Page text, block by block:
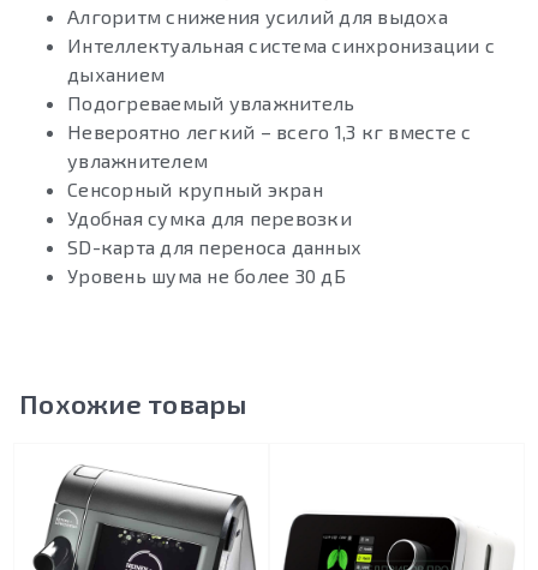
Алгоритм снижения усилий для выдоха
Интеллектуальная система синхронизации с
дыханием
Подогреваемый увлажнитель
Невероятно легкий – всего 1,3 кг вместе с
увлажнителем
Сенсорный крупный экран
Удобная сумка для перевозки
SD-карта для переноса данных
Уровень шума не более 30 дБ
Похожие товары